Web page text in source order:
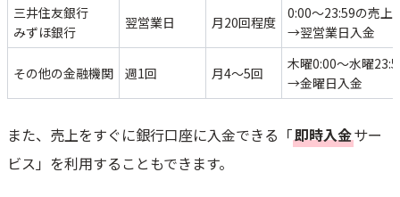
Squareの入金サイクル・振込手数料を他のサービスと比較
Squareは入金が早くて振込（入金）手数料無料
Squareの入金サイクル・振込日に関するよくある質問
Squareからの入金は通帳にどのように記載される？
次回の入金額はどこから確認できる？
三井住友銀行
みずほ銀行
翌営業日 月20回程度
0:00～23:59の売上
→翌営業日入金
その他の金融機関 週1回 月4～5回
木曜0:00～水曜
→金曜日入金
また、売上をすぐに銀行口座に入金できる「即時入金サー
ビス」を利用することもできます。